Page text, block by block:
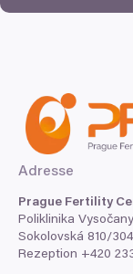
Adresse
Prague Fertility
Poliklinika Vysočany
Sokolovská 810/304
Rezeption +420